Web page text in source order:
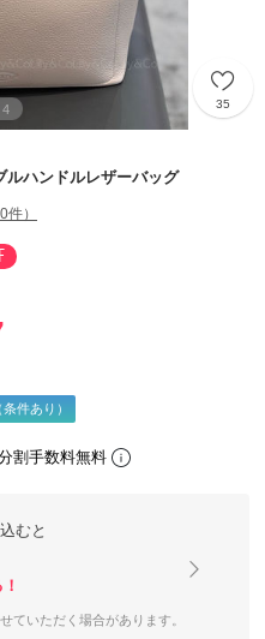
4 35
ハンドルレザーバッグ
）
件あり）
割手数料無料
むと
ていただく場合があります。